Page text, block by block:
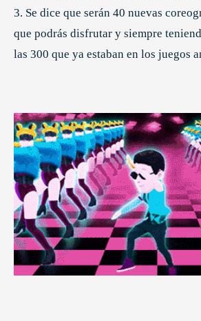
3. Se dice que serán 40 nuevas
que podrás disfrutar y siempre
las 300 que ya estaban en los juegos